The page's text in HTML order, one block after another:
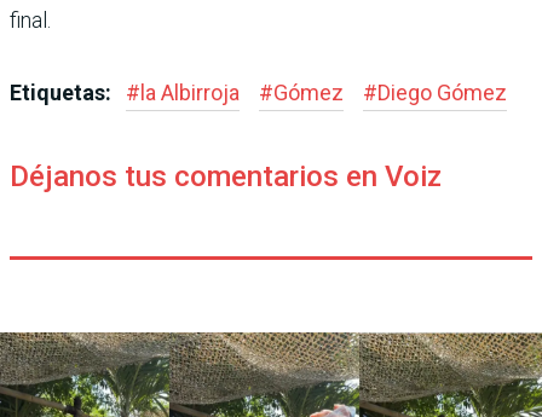
final.
Etiquetas: #la Albirroja #Gómez #Diego Gómez
Déjanos tus comentarios en Voiz